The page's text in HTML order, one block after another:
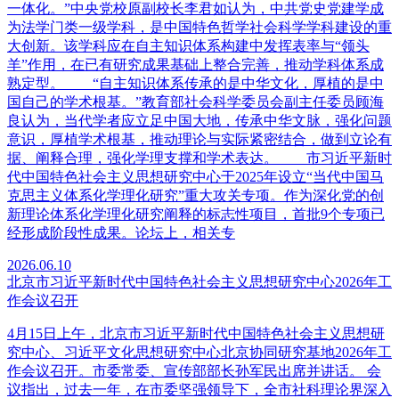
一体化。”中央党校原副校长李君如认为，中共党史党建学成
为法学门类一级学科，是中国特色哲学社会科学学科建设的重
大创新。该学科应在自主知识体系构建中发挥表率与“领头
羊”作用，在已有研究成果基础上整合完善，推动学科体系成
熟定型。 “自主知识体系传承的是中华文化，厚植的是中
国自己的学术根基。”教育部社会科学委员会副主任委员顾海
良认为，当代学者应立足中国大地，传承中华文脉，强化问题
意识，厚植学术根基，推动理论与实际紧密结合，做到立论有
据、阐释合理，强化学理支撑和学术表达。 市习近平新时
代中国特色社会主义思想研究中心于2025年设立“当代中国马
克思主义体系化学理化研究”重大攻关专项。作为深化党的创
新理论体系化学理化研究阐释的标志性项目，首批9个专项已
经形成阶段性成果。论坛上，相关专
2026.06.10
北京市习近平新时代中国特色社会主义思想研究中心2026年工
作会议召开
4月15日上午，北京市习近平新时代中国特色社会主义思想研
究中心、习近平文化思想研究中心北京协同研究基地2026年工
作会议召开。市委常委、宣传部部长孙军民出席并讲话。 会
议指出，过去一年，在市委坚强领导下，全市社科理论界深入